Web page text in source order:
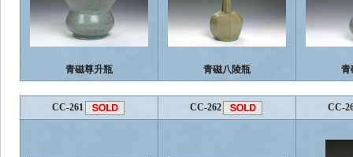
青磁尊升瓶 青磁八陵瓶 青
CC-261 CC-262 CC-